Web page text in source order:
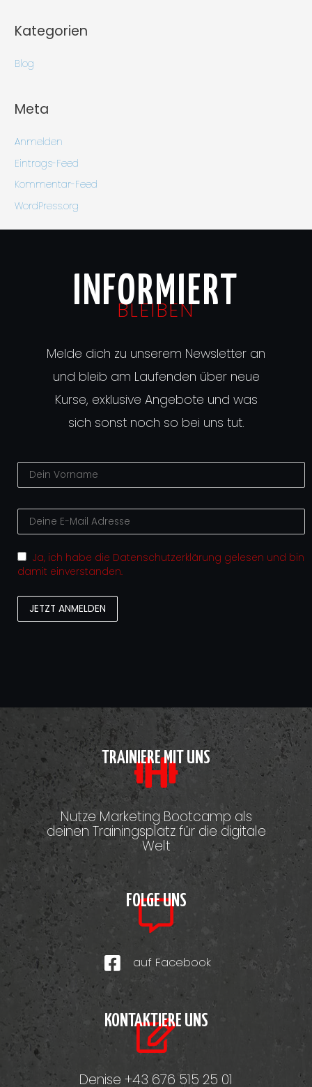
Kategorien
Blog
Meta
Anmelden
Eintrags-Feed
Kommentar-Feed
WordPress.org
INFORMIERT
BLEIBEN
Melde dich zu unserem Newsletter an
und bleib am Laufenden über neue
Kurse, exklusive Angebote und was
sich sonst noch so bei uns tut.
Ja, ich habe die Datenschutzerklärung gelesen und bin
damit einverstanden.
TRAINIERE MIT UNS
Nutze Marketing Bootcamp als
deinen Trainingsplatz für die digitale
Welt
FOLGE UNS
auf Facebook
KONTAKTIERE UNS
Denise +43 676 515 25 01